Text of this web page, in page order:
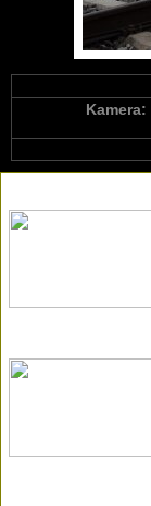
Kamera: